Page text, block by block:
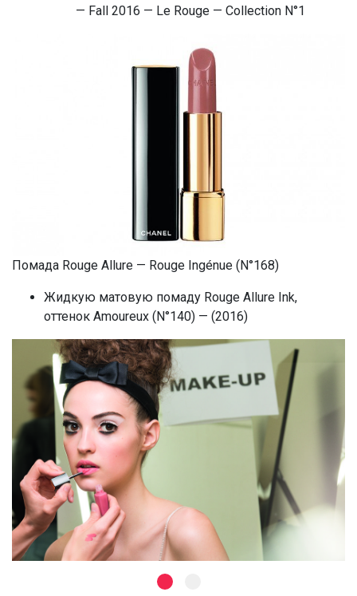
— Fall 2016 — Le Rouge — Collection N°1
Помада Rouge Allure — Rouge Ingénue (N°168)
Жидкую матовую помаду Rouge Allure Ink,
оттенок Amoureux (N°140) — (2016)